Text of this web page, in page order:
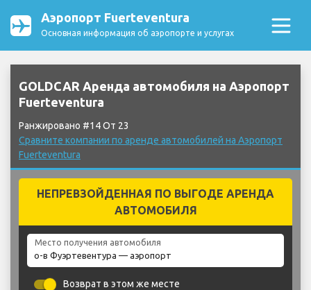
Аэропорт Fuerteventura
Основная информация об аэропорте и услугах
GOLDCAR Аренда автомобиля на Аэропорт
Fuerteventura
Ранжировано #14 От 23
Сравните компании по аренде автомобилей на Аэропорт
Fuerteventura
НЕПРЕВЗОЙДЕННАЯ ПО ВЫГОДЕ АРЕНДА
АВТОМОБИЛЯ
Место получения автомобиля
Возврат в этом же месте